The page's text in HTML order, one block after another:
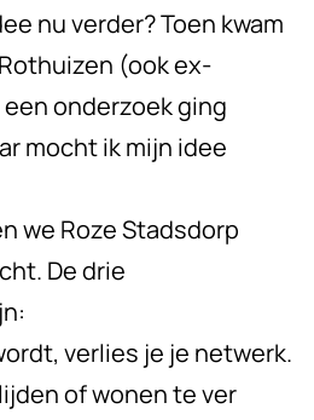
nu verder? Toen kwam
(ook ex-
onderzoek ging
mocht ik mijn idee
we Roze Stadsdorp
De drie
verlies je je netwerk.
of wonen te ver